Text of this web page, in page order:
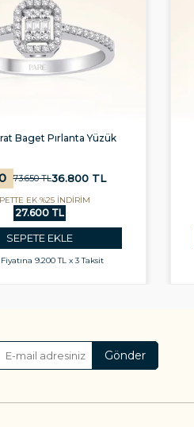
Baget Pırlanta Yüzük
73.650TL36.800TL
EK %25 İNDİRİM
27.600 TL
SEPETE EKLE
9.200 TL x 3 Taksit
Gönder